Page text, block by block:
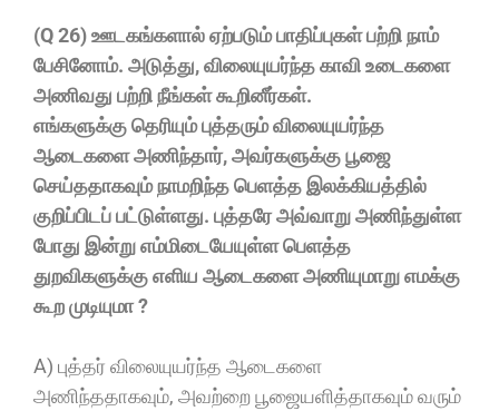
(Q 26) ஊடகங்களால் ஏற்படும் பாதிப்புகள் பற்றி நாம்
பேசினோம். அடுத்து, விலையுயர்ந்த காவி உடைகளை
அணிவது பற்றி நீங்கள் கூறினீர்கள்.
எங்களுக்கு தெரியும் புத்தரும் விலையுயர்ந்த
ஆடைகளை அணிந்தார், அவர்களுக்கு பூஜை
செய்ததாகவும் நாமறிந்த பெளத்த இலக்கியத்தில்
குறிப்பிடப் பட்டுள்ளது. புத்தரே அவ்வாறு அணிந்துள்ள
போது இன்று எம்மிடையேயுள்ள பெளத்த
துறவிகளுக்கு எளிய ஆடைகளை அணியுமாறு எமக்கு
கூற முடியுமா ?
A) புத்தர் விலையுயர்ந்த ஆடைகளை
அணிந்ததாகவும், அவற்றை பூஜையளித்தாகவும் வரும்